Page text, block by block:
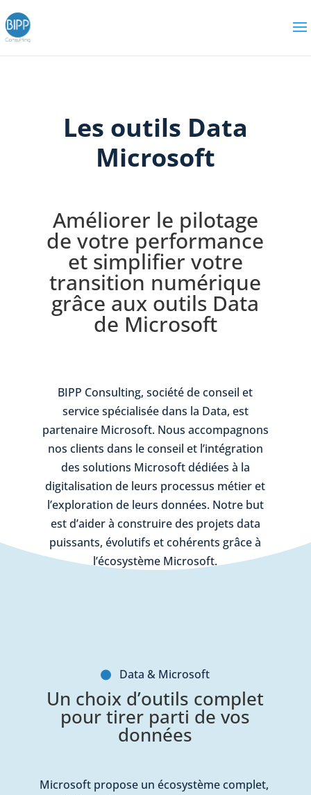
Les outils Data
Microsoft
Améliorer le pilotage
de votre performance
et simplifier votre
transition numérique
grâce aux outils Data
de Microsoft
BIPP Consulting, société de conseil et
service spécialisée dans la Data, est
partenaire Microsoft. Nous accompagnons
nos clients dans le conseil et l’intégration
des solutions Microsoft dédiées à la
digitalisation de leurs processus métier et
l’exploration de leurs données. Notre but
est d’aider à construire des projets data
puissants, évolutifs et cohérents grâce à
l’écosystème Microsoft.
Data & Microsoft
Un choix d’outils complet
pour tirer parti de vos
données
Microsoft propose un écosystème complet,